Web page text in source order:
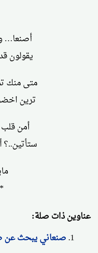
أصنعا…
يقولون
متى منك
ترين
أمن
ستأتين..؟
عناوين ذات صلة:
صنعاني يبحث عن